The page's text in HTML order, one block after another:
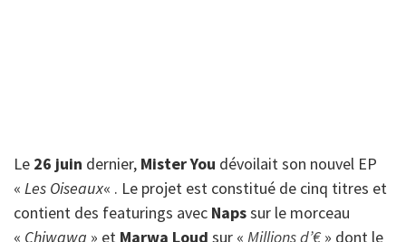
Le 26 juin dernier, Mister You dévoilait son nouvel EP
« Les Oiseaux« . Le projet est constitué de cinq titres et
contient des featurings avec Napssur le morceau
« Chiwawa » et Marwa Loud sur « Millions d’€ » dont le